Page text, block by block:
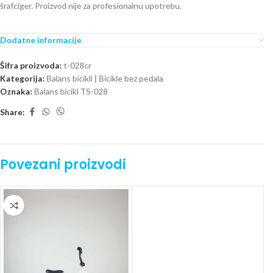
šrafciger. Proizvod nije za profesionalnu upotrebu.
Dodatne informacije
Šifra proizvoda: t-028cr
Kategorija: Balans bicikli | Bicikle bez pedala
Oznaka: Balans bicikl TS-028
Share:
Povezani proizvodi